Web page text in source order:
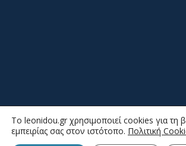
To leonidou.gr χρησιμοποιεί cookies για τη
εμπειρίας σας στον ιστότοπο. Πολιτική